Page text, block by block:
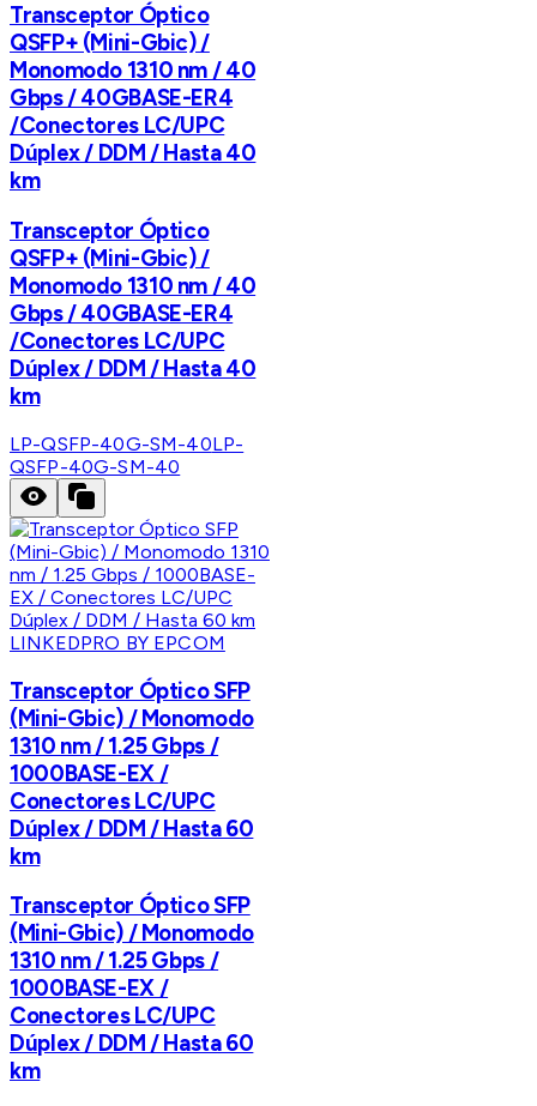
Transceptor Óptico
QSFP+ (Mini-Gbic) /
Monomodo 1310 nm / 40
Gbps / 40GBASE-ER4
/Conectores LC/UPC
Dúplex / DDM / Hasta 40
km
Transceptor Óptico
QSFP+ (Mini-Gbic) /
Monomodo 1310 nm / 40
Gbps / 40GBASE-ER4
/Conectores LC/UPC
Dúplex / DDM / Hasta 40
km
LP-QSFP-40G-SM-40LP-
QSFP-40G-SM-40
LINKEDPRO BY EPCOM
Transceptor Óptico SFP
(Mini-Gbic) / Monomodo
1310 nm / 1.25 Gbps /
1000BASE-EX /
Conectores LC/UPC
Dúplex / DDM / Hasta 60
km
Transceptor Óptico SFP
(Mini-Gbic) / Monomodo
1310 nm / 1.25 Gbps /
1000BASE-EX /
Conectores LC/UPC
Dúplex / DDM / Hasta 60
km